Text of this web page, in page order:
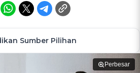
Sumber Pilihan
Perbesar